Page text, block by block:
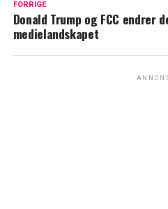
FORRIGE
Donald Trump og FCC endrer
medielandskapet